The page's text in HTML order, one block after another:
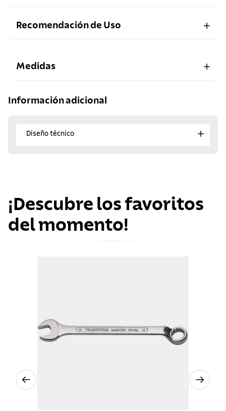
Recomendación de Uso
Medidas
Información adicional
Diseño técnico
¡Descubre los favoritos
del momento!